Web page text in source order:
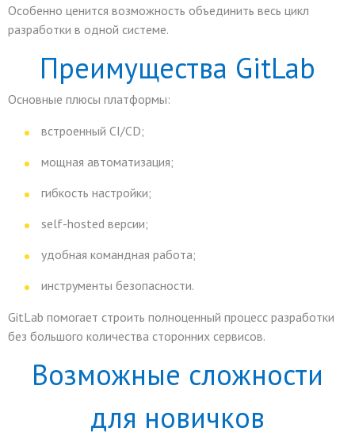
Особенно ценится возможность объединить весь цикл
разработки в одной системе.
Преимущества GitLab
Основные плюсы платформы:
встроенный CI/CD;
мощная автоматизация;
гибкость настройки;
self-hosted версии;
удобная командная работа;
инструменты безопасности.
GitLab помогает строить полноценный процесс разработки
без большого количества сторонних сервисов.
Возможные сложности
для новичков